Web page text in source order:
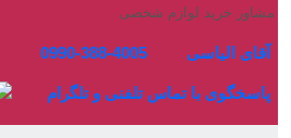
مشاور خرید لوازم شخصی
آقای الیاسی 4005-388-0990
پاسخگوی با تماس تلفنی و تلگرام